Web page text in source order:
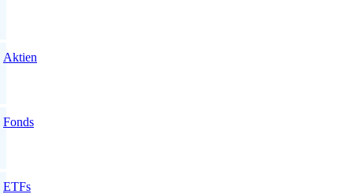
Aktien
Fonds
ETFs